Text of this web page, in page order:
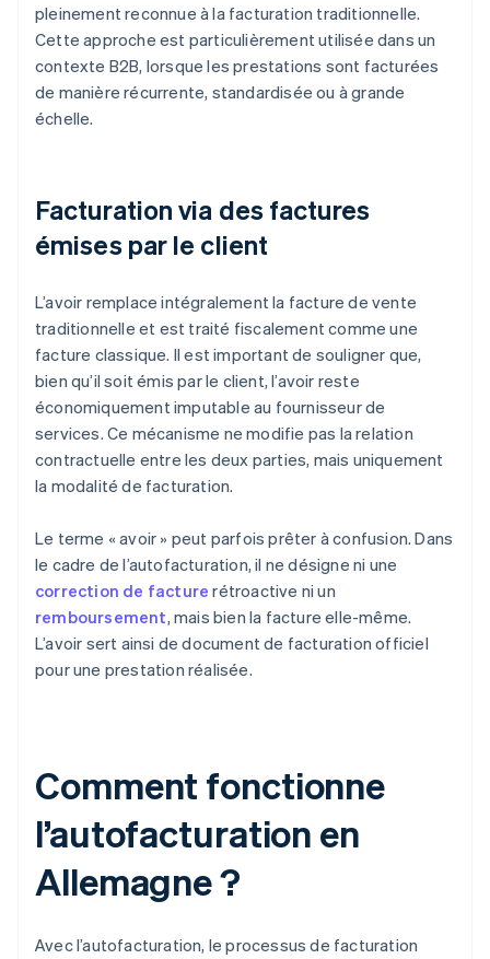
pleinement reconnue à la facturation traditionnelle.
Cette approche est particulièrement utilisée dans un
contexte B2B, lorsque les prestations sont facturées
de manière récurrente, standardisée ou à grande
échelle.
Facturation via des factures
émises par le client
L’avoir remplace intégralement la facture de vente
traditionnelle et est traité fiscalement comme une
facture classique. Il est important de souligner que,
bien qu’il soit émis par le client, l’avoir reste
économiquement imputable au fournisseur de
services. Ce mécanisme ne modifie pas la relation
contractuelle entre les deux parties, mais uniquement
la modalité de facturation.
Le terme « avoir » peut parfois prêter à confusion. Dans
le cadre de l’autofacturation, il ne désigne ni une
correction de facture rétroactive ni un
remboursement, mais bien la facture elle-même.
L’avoir sert ainsi de document de facturation officiel
pour une prestation réalisée.
Comment fonctionne
l’autofacturation en
Allemagne ?
Avec l’autofacturation, le processus de facturation